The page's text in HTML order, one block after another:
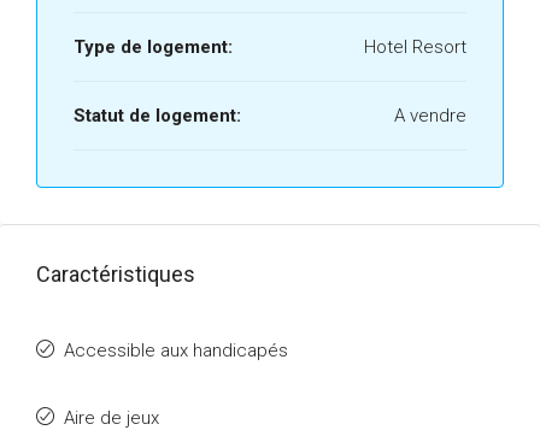
Type de logement: Hotel Resort
Statut de logement: A vendre
Caractéristiques
Accessible aux handicapés
Aire de jeux